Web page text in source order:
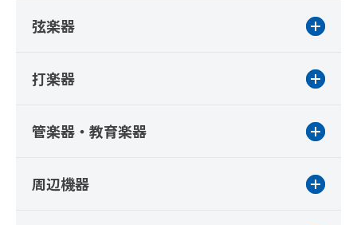
弦楽器
打楽器
管楽器・教育楽器
周辺機器